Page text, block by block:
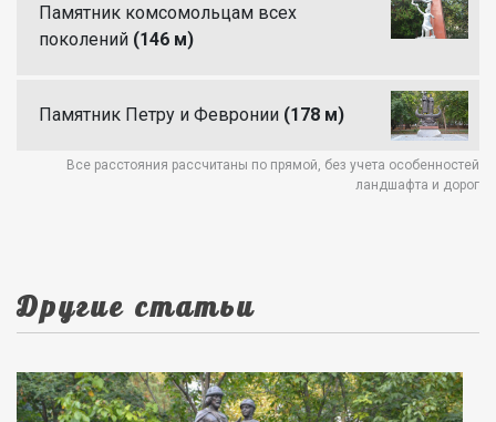
Памятник комсомольцам всех
поколений (146 м)
Памятник Петру и Февронии (178 м)
Все расстояния рассчитаны по прямой, без учета особенностей
ландшафта и дорог
Другие статьи